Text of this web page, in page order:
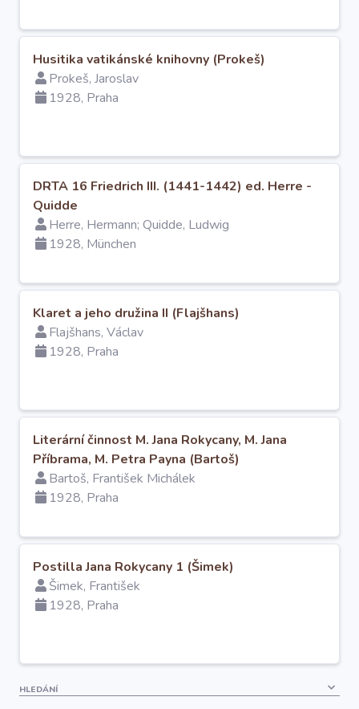
Husitika vatikánské knihovny (Prokeš)
Prokeš, Jaroslav
1928, Praha
DRTA 16 Friedrich III. (1441-1442) ed. Herre -
Quidde
Herre, Hermann; Quidde, Ludwig
1928, München
Klaret a jeho družina II (Flajšhans)
Flajšhans, Václav
1928, Praha
Literární činnost M. Jana Rokycany, M. Jana
Příbrama, M. Petra Payna (Bartoš)
Bartoš, František Michálek
1928, Praha
Postilla Jana Rokycany 1 (Šimek)
Šimek, František
1928, Praha
HLEDÁNÍ